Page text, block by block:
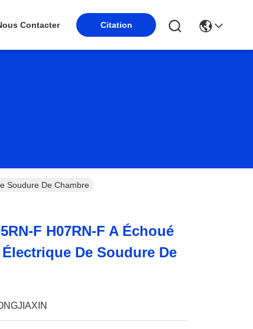
Contacter Citation
Soudure De Chambre
F H07RN-F A Échoué
De Soudure De